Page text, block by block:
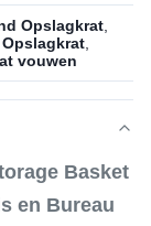
Opslagkrat
vouwen
Basket
en Bureau